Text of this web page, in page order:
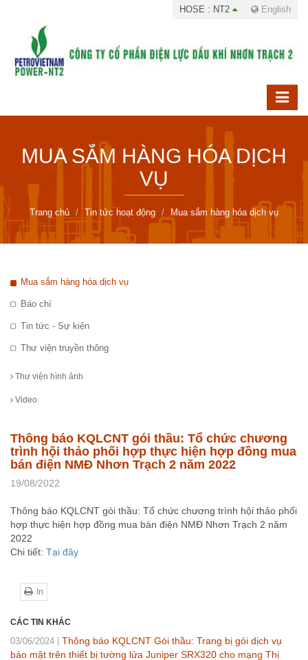
HOSE : NT2 English
MUA SẮM HÀNG HÓA DỊCH
VỤ
Trang chủ Tin tức hoạt động Mua sắm hàng hóa dịch vụ
Mua sắm hàng hóa dịch vụ
Báo chí
Tin tức - Sự kiện
Thư viện truyền thông
Thư viện hình ảnh
Video
Thông báo KQLCNT gói thầu: Tổ chức chương
trình hội thảo phối hợp thực hiện hợp đồng mua
bán điện NMĐ Nhơn Trạch 2 năm 2022
19/08/2022
Thông báo KQLCNT gói thầu: Tổ chức chương trình hội thảo phối
hợp thực hiện hợp đồng mua bán điện NMĐ Nhơn Trạch 2 năm
2022
Chi tiết: Tại đây
In
CÁC TIN KHÁC
03/06/2024
Thông báo KQLCNT Gói thầu: Trang bị gói dịch vụ
bảo mật trên thiết bị tường lửa Juniper SRX320 cho mạng Thị